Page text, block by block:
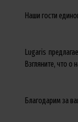
Наши гости
Lugaris
Взгляните, что о
Благодарим за